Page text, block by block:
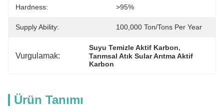
Hardness: >95%
Supply Ability: 100,000 Ton/Tons Per Year
Vurgulamak:
Suyu Temizle Aktif Karbon,
Tarımsal Atık Sular Arıtma Aktif
Karbon
Ürün Tanımı